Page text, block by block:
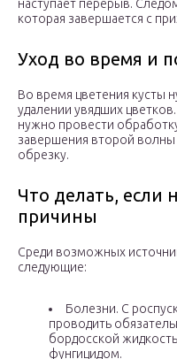
наступает перерыв.
которая завершается с
Уход во время и
Во время цветения кусты
удалении увядших
нужно провести
завершения второй
обрезку.
Что делать, если
причины
Среди возможных
следующие:
Болезни. С
проводить
бордосской
фунгицидом.